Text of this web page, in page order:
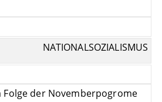
NATIONALSOZIALISMUS
Folge der Novemberpogrome